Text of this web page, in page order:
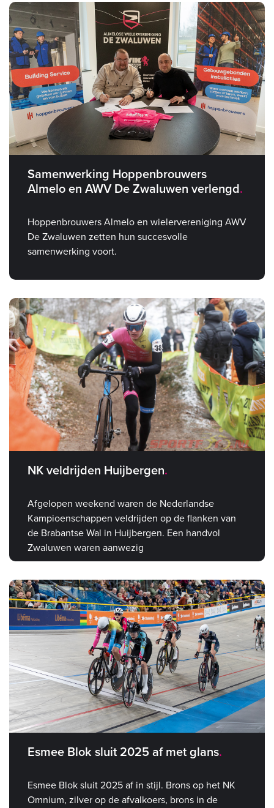
Samenwerking Hoppenbrouwers
Almelo en AWV De Zwaluwen verlengd
Hoppenbrouwers Almelo en wielervereniging AWV
De Zwaluwen zetten hun succesvolle
samenwerking voort.
NK veldrijden Huijbergen
Afgelopen weekend waren de Nederlandse
Kampioenschappen veldrijden op de flanken van
de Brabantse Wal in Huijbergen. Een handvol
Zwaluwen waren aanwezig
Esmee Blok sluit 2025 af met glans
Esmee Blok sluit 2025 af in stijl. Brons op het NK
Omnium, zilver op de afvalkoers, brons in de